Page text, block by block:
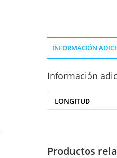
INFORMACIÓN
Información
LONGITUD
Productos